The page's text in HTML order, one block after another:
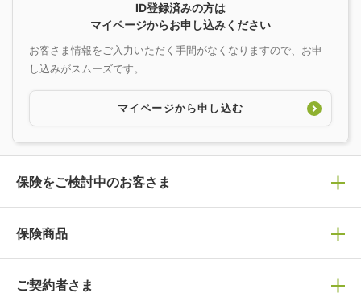
ID登録済みの方は
マイページからお申し込みください
お客さま情報をご入力いただく手間がなくなりますので、お申
し込みがスムーズです。
マイページから申し込む
保険をご検討中のお客さま
保険の選び方
保険選びで迷っている方はチェック！
保険商品
保険商品一覧
ご契約者さま